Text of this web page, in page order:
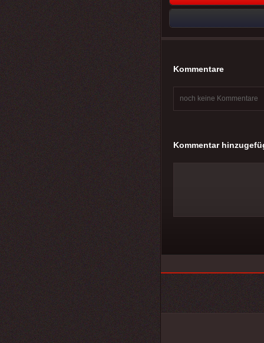
Kommentare
noch keine Kommentare
Kommentar